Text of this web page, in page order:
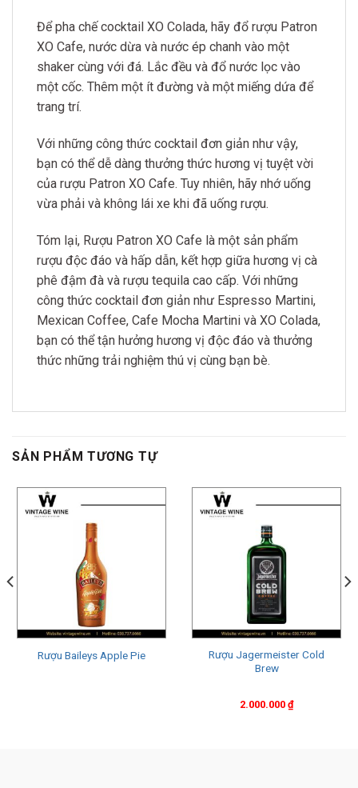
Để pha chế cocktail XO Colada, hãy đổ rượu Patron
XO Cafe, nước dừa và nước ép chanh vào một
shaker cùng với đá. Lắc đều và đổ nước lọc vào
một cốc. Thêm một ít đường và một miếng dứa để
trang trí.
Với những công thức cocktail đơn giản như vậy,
bạn có thể dễ dàng thưởng thức hương vị tuyệt vời
của rượu Patron XO Cafe. Tuy nhiên, hãy nhớ uống
vừa phải và không lái xe khi đã uống rượu.
Tóm lại, Rượu Patron XO Cafe là một sản phẩm
rượu độc đáo và hấp dẫn, kết hợp giữa hương vị cà
phê đậm đà và rượu tequila cao cấp. Với những
công thức cocktail đơn giản như Espresso Martini,
Mexican Coffee, Cafe Mocha Martini và XO Colada,
bạn có thể tận hưởng hương vị độc đáo và thưởng
thức những trải nghiệm thú vị cùng bạn bè.
SẢN PHẨM TƯƠNG TỰ
Rượu Baileys Apple Pie
Rượu Jagermeister Cold
Brew
2.000.000 ₫